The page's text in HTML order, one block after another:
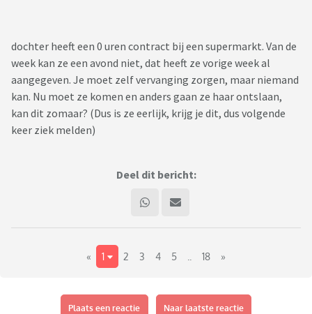
dochter heeft een 0 uren contract bij een supermarkt. Van de
week kan ze een avond niet, dat heeft ze vorige week al
aangegeven. Je moet zelf vervanging zorgen, maar niemand
kan. Nu moet ze komen en anders gaan ze haar ontslaan,
kan dit zomaar? (Dus is ze eerlijk, krijg je dit, dus volgende
keer ziek melden)
Deel dit bericht:
« 1 2 3 4 5 18 »
Plaats een reactie Naar laatste reactie